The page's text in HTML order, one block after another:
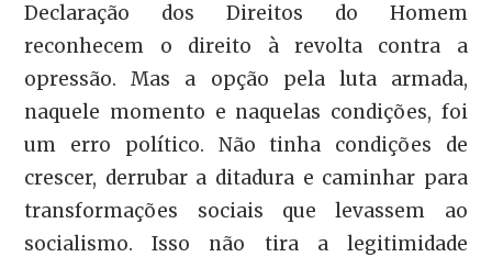
Declaração dos Direitos do Homem
reconhecem o direito à revolta contra a
opressão. Mas a opção pela luta armada,
naquele momento e naquelas condições, foi
um erro político. Não tinha condições de
crescer, derrubar a ditadura e caminhar para
transformações sociais que levassem ao
socialismo. Isso não tira a legitimidade